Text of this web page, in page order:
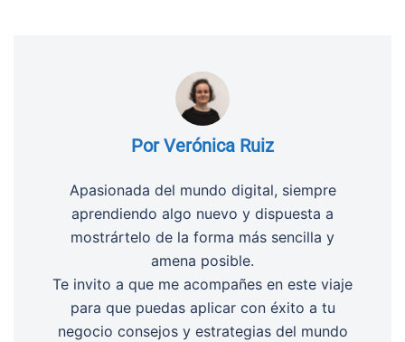
Por Verónica Ruiz
Apasionada del mundo digital, siempre
aprendiendo algo nuevo y dispuesta a
mostrártelo de la forma más sencilla y
amena posible.
Te invito a que me acompañes en este viaje
para que puedas aplicar con éxito a tu
negocio consejos y estrategias del mundo